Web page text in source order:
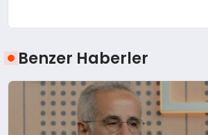
Benzer Haberler